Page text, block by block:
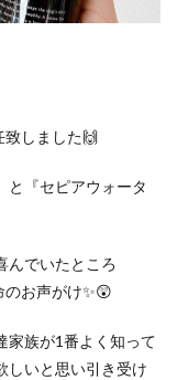
致しました🙌
と『セピアウォータ
んでいたところ
のお声がけ✨😲
家族が1番よく知って
しいと思い引き受け